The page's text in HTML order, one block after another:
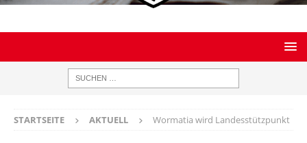
STARTSEITE AKTUELL Wormatia wird Landesstützpunkt